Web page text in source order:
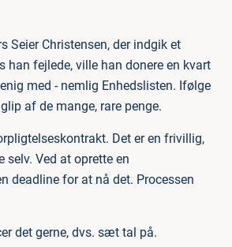
Seier Christensen, der indgik et
fejlede, ville han donere en kvart
med - nemlig Enhedslisten. Ifølge
af de mange, rare penge.
Det er en frivillig,
Ved at oprette en
for at nå det. Processen
det gerne, dvs. sæt tal på.